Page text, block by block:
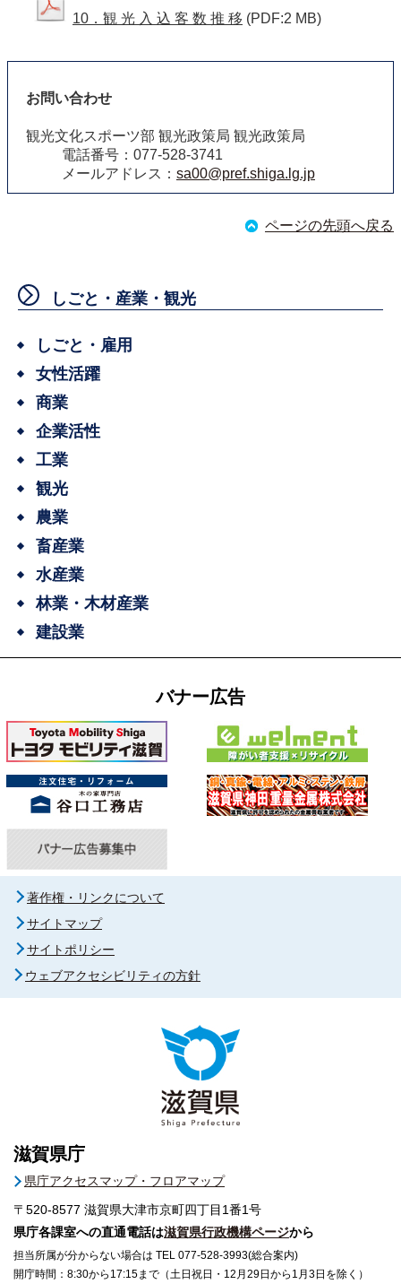
10．観 光 入 込 客 数 推 移 (PDF:2 MB)
お問い合わせ
観光文化スポーツ部 観光政策局 観光政策局
電話番号：077-528-3741
メールアドレス： sa00@pref.shiga.lg.jp
ページの先頭へ戻る
しごと・産業・観光
しごと・雇用
女性活躍
商業
企業活性
工業
観光
農業
畜産業
水産業
林業・木材産業
建設業
バナー広告
著作権・リンクについて
サイトマップ
サイトポリシー
ウェブアクセシビリティの方針
滋賀県庁
県庁アクセスマップ・フロアマップ
〒520-8577 滋賀県大津市京町四丁目1番1号
県庁各課室への直通電話は滋賀県行政機構ページから
担当所属が分からない場合は TEL 077-528-3993(総合案内)
開庁時間：8:30から17:15まで（土日祝日・12月29日から1月3日を除く）